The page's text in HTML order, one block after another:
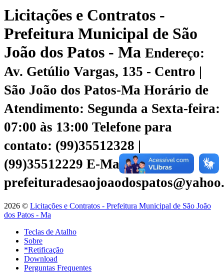
Licitações e Contratos -
Prefeitura Municipal de São
João dos Patos - Ma Endereço:
Av. Getúlio Vargas, 135 - Centro |
São João dos Patos-Ma Horário de
Atendimento: Segunda a Sexta-feira:
07:00 às 13:00 Telefone para
contato: (99)35512328 |
(99)35512229 E-Mail:
2026 © Licitações e Contratos - Prefeitura Municipal de São João
dos Patos - Ma
Teclas de Atalho
Sobre
*Retificação
Download
Perguntas Frequentes